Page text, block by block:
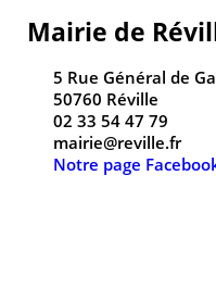
Mairie de
5 Rue Général de
50760 Réville
02 33 54 47 79
mairie@reville.fr
Notre page